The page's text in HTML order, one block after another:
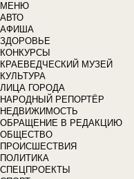
МЕНЮ
АВТО
АФИША
ЗДОРОВЬЕ
КОНКУРСЫ
КРАЕВЕДЧЕСКИЙ МУЗЕЙ
КУЛЬТУРА
ЛИЦА ГОРОДА
НАРОДНЫЙ РЕПОРТЁР
НЕДВИЖИМОСТЬ
ОБРАЩЕНИЕ В РЕДАКЦИЮ
ОБЩЕСТВО
ПРОИСШЕСТВИЯ
ПОЛИТИКА
СПЕЦПРОЕКТЫ